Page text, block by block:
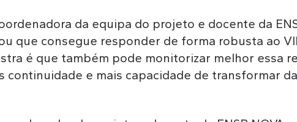
da equipa do projeto e docente da
que consegue responder de forma robusta ao
é que também pode monitorizar melhor essa
continuidade e mais capacidade de transformar